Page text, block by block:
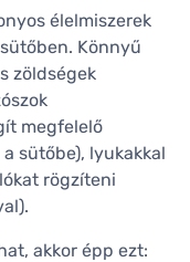
élelmiszerek
Könnyű
zöldségek
megfelelő
sütőbe), lyukakkal
rögzíteni
akkor épp ezt: